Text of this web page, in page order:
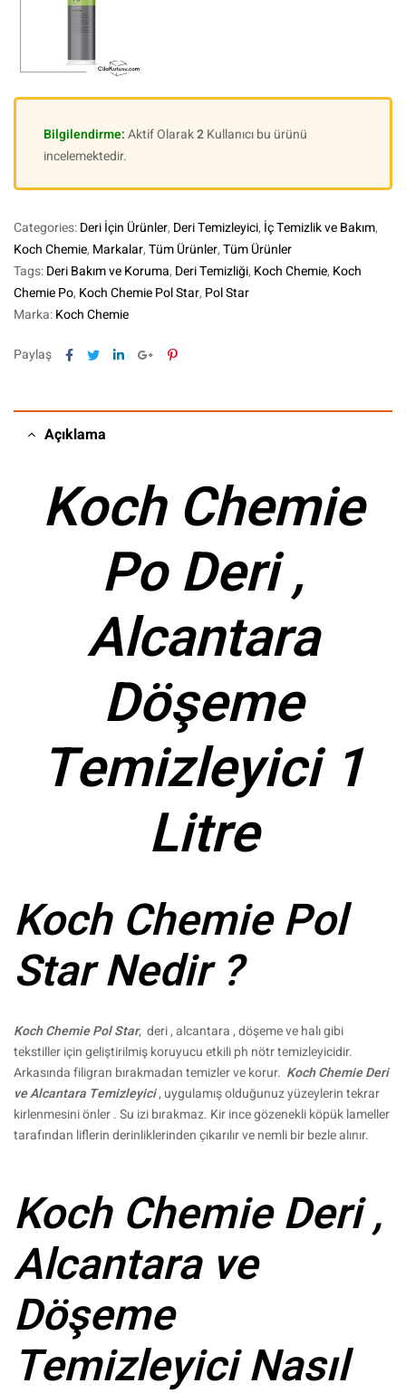
Bilgilendirme:Aktif Olarak2Kullanıcı bu ürünü
incelemektedir.
Categories:Deri İçin Ürünler, Deri Temizleyici, İç Temizlik ve Bakım,
Koch Chemie, Markalar,Tüm Ürünler,Tüm Ürünler
Tags:Deri Bakım ve Koruma, Deri Temizliği, Koch Chemie, Koch
Chemie Po, Koch Chemie Pol Star, Pol Star
Marka:Koch Chemie
Paylaş Facebook
TwitterLinkedinGoogle+Pinterest
Açıklama
Koch Chemie
Po Deri ,
Alcantara
Döşeme
Temizleyici 1
Litre
Koch Chemie Pol
Star Nedir ?
Koch Chemie Pol Star, deri , alcantara , döşeme ve halı gibi
tekstiller için geliştirilmiş koruyucu etkili ph nötr temizleyicidir.
Arkasında filigran bırakmadan temizler ve korur. Koch Chemie Deri
ve Alcantara Temizleyici, uygulamış olduğunuz yüzeylerin tekrar
kirlenmesini önler . Su izi bırakmaz. Kir ince gözenekli köpük lameller
tarafından liflerin derinliklerinden çıkarılır ve nemli bir bezle alınır.
Koch Chemie Deri ,
Alcantara ve
Döşeme
Temizleyici Nasıl